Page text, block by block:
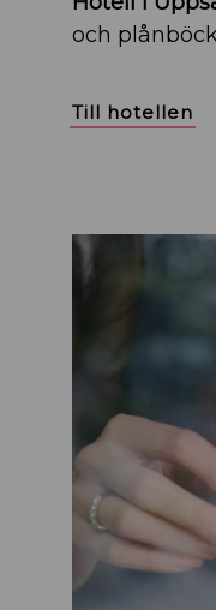
och
Till hotellen